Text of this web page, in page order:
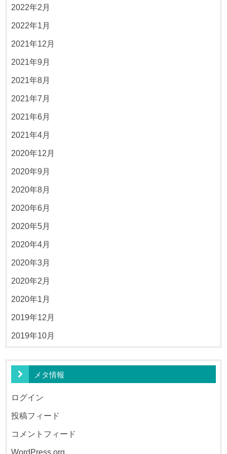
2022年2月
2022年1月
2021年12月
2021年9月
2021年8月
2021年7月
2021年6月
2021年4月
2020年12月
2020年9月
2020年8月
2020年6月
2020年5月
2020年4月
2020年3月
2020年2月
2020年1月
2019年12月
2019年10月
メタ情報
ログイン
投稿フィード
コメントフィード
WordPress.org